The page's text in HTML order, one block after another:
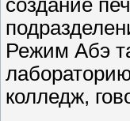
создание
Режим Абэ
колледж,